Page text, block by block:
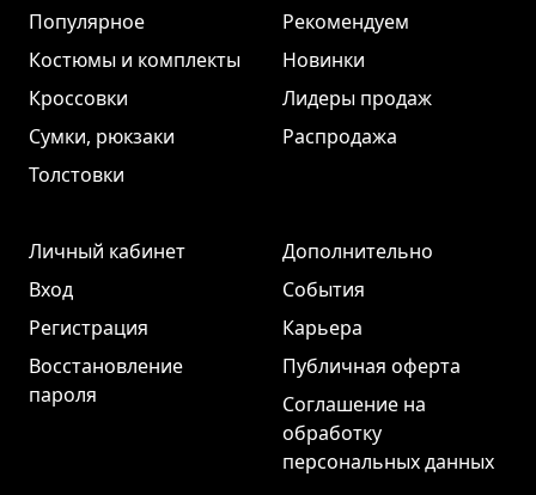
Популярное
Костюмы и комплекты
Кроссовки
Сумки, рюкзаки
Толстовки
Рекомендуем
Новинки
Лидеры продаж
Распродажа
Личный кабинет
Вход
Регистрация
Восстановление
пароля
Дополнительно
События
Карьера
Публичная оферта
Соглашение на
обработку
персональных данных